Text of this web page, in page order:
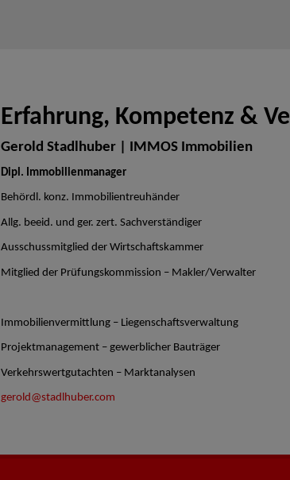
Erfahrung, Kompetenz &
Gerold Stadlhuber | IMMOS Immobilien
Dipl. Immobilienmanager
Behördl. konz. Immobilientreuhänder
Allg. beeid. und ger. zert. Sachverständiger
Ausschussmitglied der Wirtschaftskammer
Mitglied der Prüfungskommission – Makler/Verwalter
Immobilienvermittlung – Liegenschaftsverwaltung
Projektmanagement – gewerblicher Bauträger
Verkehrswertgutachten – Marktanalysen
gerold@stadlhuber.com